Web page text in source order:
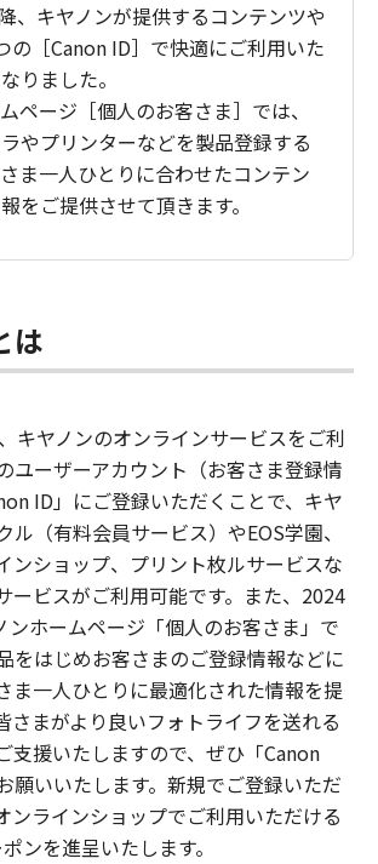
、キヤノンが提供するコンテンツや
の［Canon ID］で快適にご利用いた
りました。
ページ［個人のお客さま］では、
やプリンターなどを製品登録する
ま一人ひとりに合わせたコンテン
をご提供させて頂きます。
は
キヤノンのオンラインサービスをご利
ユーザーアカウント（お客さま登録情
ID」にご登録いただくことで、キヤ
ル（有料会員サービス）やEOS学園、
ンショップ、プリント枚ルサービスな
ービスがご利用可能です。また、2024
ンホームページ「個人のお客さま」で
をはじめお客さまのご登録情報などに
ま一人ひとりに最適化された情報を提
さまがより良いフォトライフを送れる
支援いたしますので、ぜひ「Canon
願いいたします。新規でご登録いただ
ンラインショップでご利用いただける
ンを進呈いたします。